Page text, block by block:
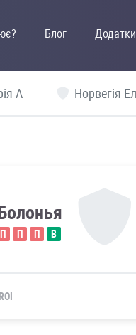
Блог Додатки
А Норвегія
П П П В